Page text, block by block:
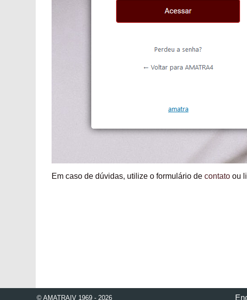
Em caso de dúvidas, utilize o formulário decontato ou
© AMATRAIV 1969 - 2026